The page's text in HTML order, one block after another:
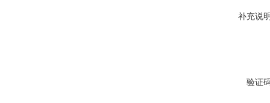
补充说
验证